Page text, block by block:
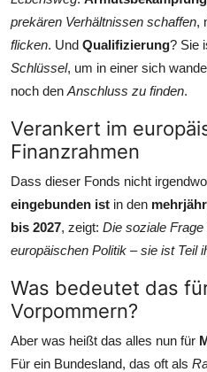
prekären Verhältnissen schaffen,
flicken. Und Qualifizierung? Sie
Schlüssel, um in einer sich
noch den Anschluss zu finden.
Verankert im
Finanzrahmen
Dass dieser Fonds nicht
eingebunden ist in den
bis 2027, zeigt: Die soziale
europäischen Politik – sie ist Teil
Was bedeutet das
Vorpommern?
Aber was heißt das alles nun für
Für ein Bundesland, das oft als